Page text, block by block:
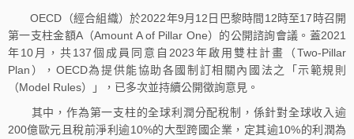
OECD（經合組織）於2022年9月12日巴黎時間12時至17時召開
第一支柱金額A（Amount A of Pillar One）的公開諮詢會議。蓋2021
年10月，共137個成員同意自2023年啟用雙柱計畫（Two-Pillar
Plan），OECD為提供能協助各國制訂相關內國法之「示範規則
（Model Rules）」，已多次並持續公開徵詢意見。
其中，作為第一支柱的全球利潤分配稅制，係針對全球收入逾
200億歐元且稅前淨利逾10%的大型跨國企業，定其逾10%的利潤為